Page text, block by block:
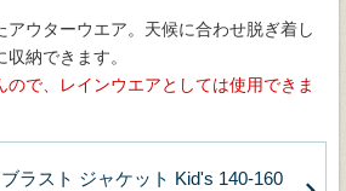
アウターウエア。天候に合わせ脱ぎ着し
納できます。
ので、レインウエアとしては使用できま
ラスト ジャケット Kid's 140-160